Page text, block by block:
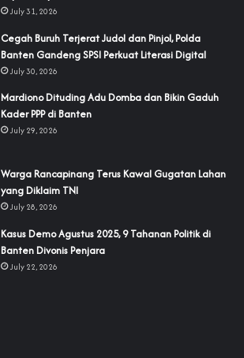
July 31, 2026
Cegah Buruh Terjerat Judol dan Pinjol, Polda
Banten Gandeng SPSI Perkuat Literasi Digital
July 30, 2026
‎Mardiono Dituding Adu Domba dan Bikin Gaduh
Kader PPP di Banten
July 29, 2026
‎Warga Rancapinang Terus Kawal Gugatan Lahan
yang Diklaim TNI‎‎
July 28, 2026
‎Kasus Demo Agustus 2025, 9 Tahanan Politik di
Banten Divonis Penjara
July 22, 2026